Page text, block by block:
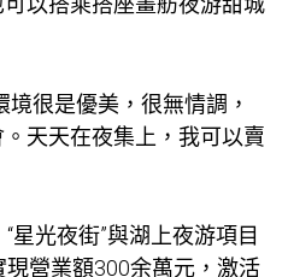
境很是優美，很無情調，
天天在夜集上，我可以賣
星光夜街”與湖上夜游項目
營業額300余萬元，激活